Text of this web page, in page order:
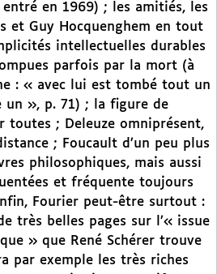
en 1969) ; les amitiés, les
et Guy Hocquenghem en tout
intellectuelles durables
parfois par la mort (à
: « avec lui est tombé tout un
un », p. 71) ; la figure de
toutes ; Deleuze omniprésent,
; Foucault d’un peu plus
philosophiques, mais aussi
et fréquente toujours
Fourier peut-être surtout :
très belles pages sur l’« issue
» que René Schérer trouve
par exemple les très riches